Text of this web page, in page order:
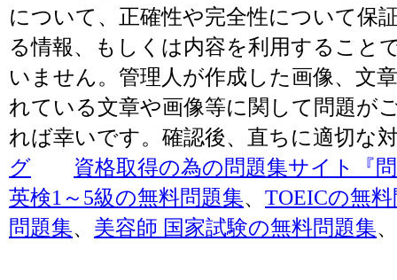
について、正確性や完全性について保
る情報、もしくは内容を利用すること
いません。管理人が作成した画像、文
れている文章や画像等に関して問題が
れば幸いです。確認後、直ちに適切な
グ
資格取得の為の問題集サイト『
英検1～5級の無料問題集、 TOEICの無
問題集、 美容師 国家試験の無料問題集、